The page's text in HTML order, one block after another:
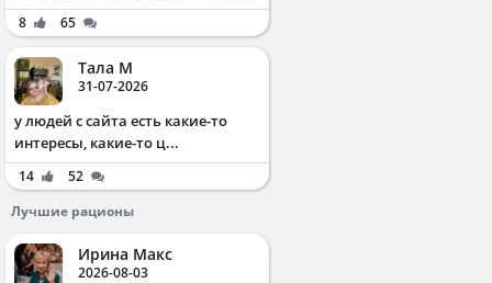
8 65
Тала М
31-07-2026
у людей с сайта есть какие-то
интересы, какие-то ц...
14
52
Лучшие рационы
Ирина Макс
2026-08-03